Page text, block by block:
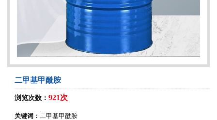
二甲基甲酰胺
浏览次数： 921次
关键词： 二甲基甲酰胺